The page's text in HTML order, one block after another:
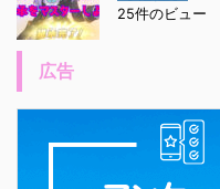
25件のビュー
広告